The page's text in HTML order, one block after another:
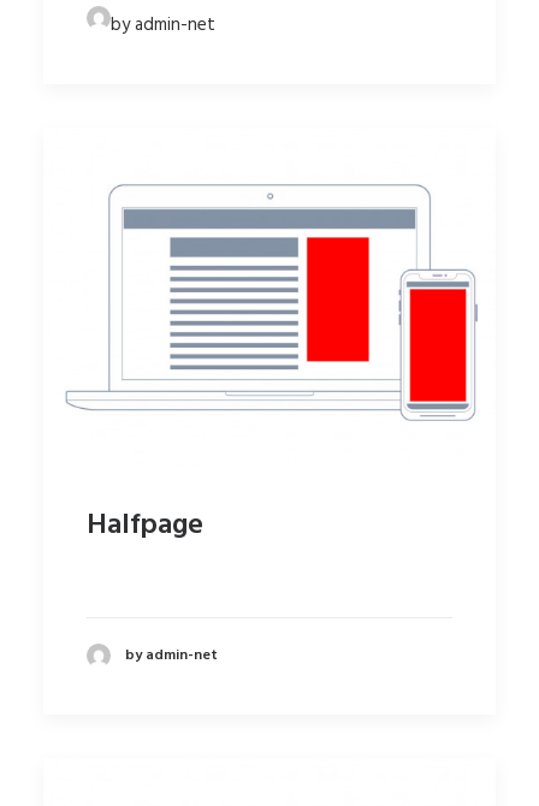
by admin-net
Halfpage
by admin-net